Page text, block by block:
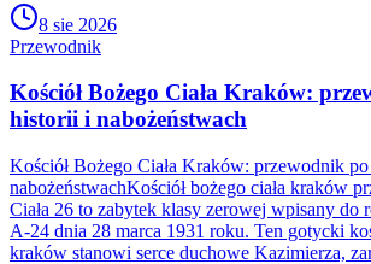
8 sie 2026
Przewodnik
Kościół Bożego Ciała Kraków:
historii i nabożeństwach
Kościół Bożego Ciała Kraków: przewodnik
nabożeństwachKościół bożego ciała kraków
Ciała 26 to zabytek klasy zerowej wpisany do
A-24 dnia 28 marca 1931 roku. Ten gotycki
kraków stanowi serce duchowe Kazimierza,